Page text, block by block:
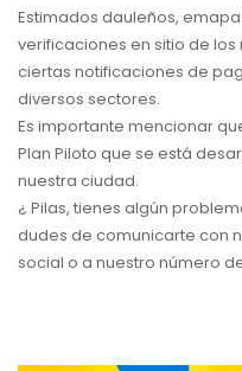
Estimados dauleños,
verificaciones en sitio de
ciertas notificaciones de
diversos sectores.
Es importante mencionar
Plan Piloto que se está
nuestra ciudad.
¿ Pilas, tienes algún
dudes de comunicarte con
social o a nuestro número